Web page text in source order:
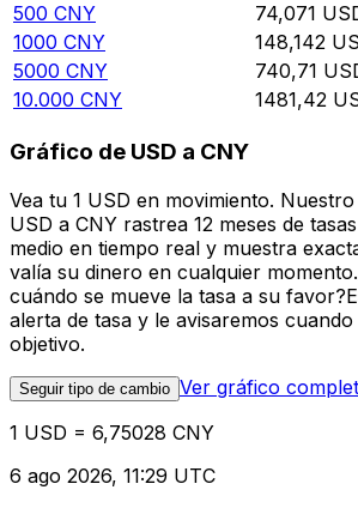
500 CNY 74,071
1000 CNY 148,142
5000 CNY 740,71
10.000 CNY 1481,42
Gráfico de USD a CNY
Vea tu 1 USD en movimiento.
USD a CNY rastrea 12 meses de
medio en tiempo real y muestra
valía su dinero en cualquier
cuándo se mueve la tasa a su
alerta de tasa y le avisaremos
objetivo.
Seguir tipo de cambio Ver gráfico
1 USD = 6,75028 CNY
6 ago 2026, 11:29 UTC